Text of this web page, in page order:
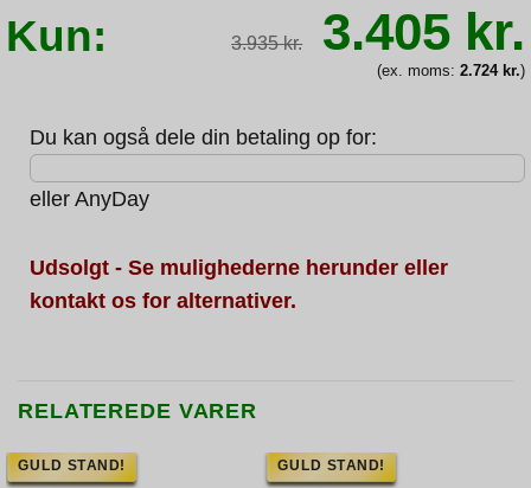
Kun: 3.935kr. Den
pris
var:
3.405 kr.
(ex. moms: 2.724 kr.)
Du kan også dele din betaling op for:
eller AnyDay
Udsolgt - Se mulighederne herunder eller
kontakt os for alternativer.
RELATEREDE VARER
GULD STAND! GULD STAND!